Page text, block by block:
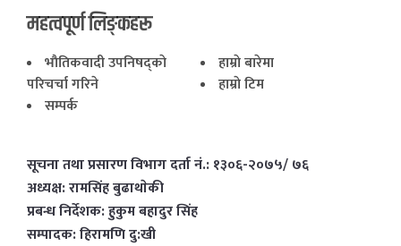
महत्वपूर्ण लिङ्कहरू
भाैतिकवादी उपनिषद्काे
परिचर्चा गरिने
हाम्राे बारेमा
हाम्राे टिम
सम्पर्क
सूचना तथा प्रसारण विभाग दर्ता नं.: १३०६-२०७५/ ७६
अध्यक्ष: रामसिंह बुढाथाेकी
प्रबन्ध निर्देशक: हुकुम बहादुर सिंह
सम्पादक: हिरामणि दु:खी